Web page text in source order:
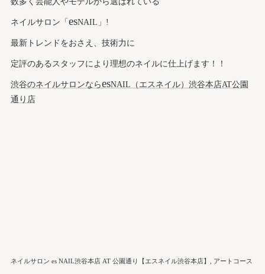
ネイルサロン「 esNAIL」!
最新トレンドをおさえ、技術力に
定評のあるスタッフにより理想のネイルに仕上げます！！
渋谷のネイルサロンならesNAIL（エスネイル）渋谷本店AT公園
通り店
ネイルサロン es NAIL渋谷本店 AT 公園通り【エスネイル渋谷本店】 アートコース